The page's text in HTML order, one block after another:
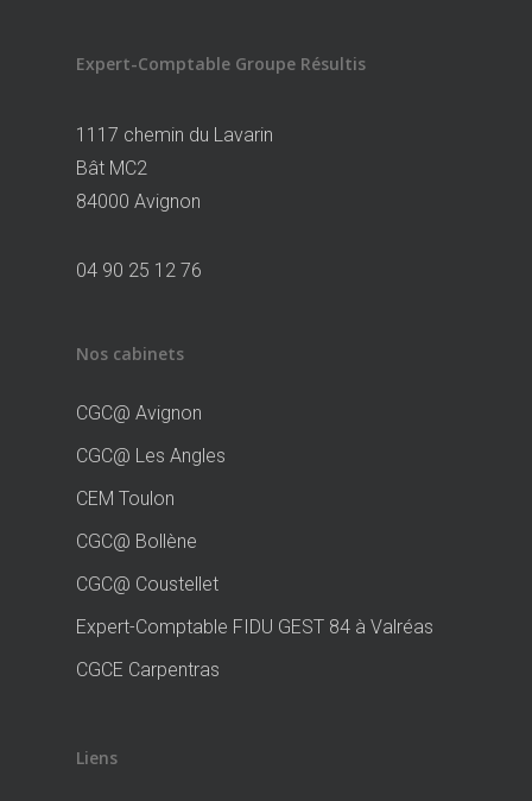
Expert-Comptable Groupe Résultis
1117 chemin du Lavarin
Bât MC2
84000 Avignon
04 90 25 12 76
Nos cabinets
CGC@ Avignon
CGC@ Les Angles
CEM Toulon
CGC@ Bollène
CGC@ Coustellet
Expert-Comptable FIDU GEST 84 à Valréas
CGCE Carpentras
Liens